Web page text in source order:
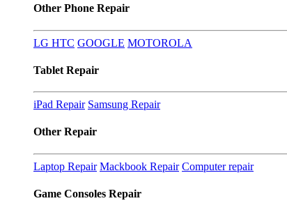
Other Phone Repair
LG HTC GOOGLE MOTOROLA
Tablet Repair
iPad Repair Samsung Repair
Other Repair
Laptop Repair Mackbook Repair Computer repair
Game Consoles Repair